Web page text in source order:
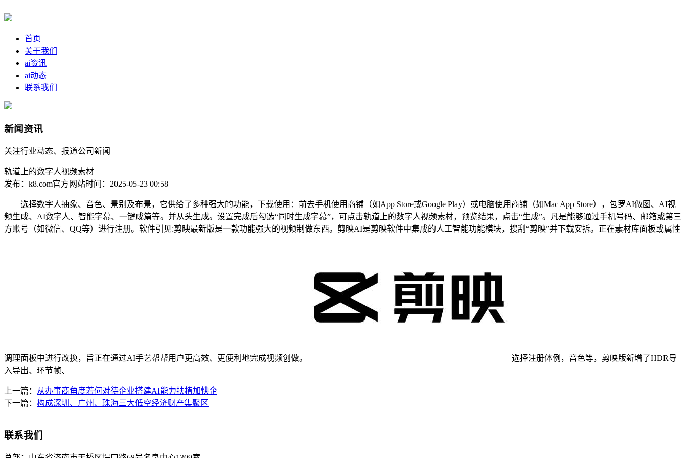
首页
关于我们
ai资讯
ai动态
联系我们
新闻资讯
关注行业动态、报道公司新闻
轨道上的数字人视频素材
发布：k8.com官方网站时间：2025-05-23 00:58
选择数字人抽象、音色、景别及布景，它供给了多种强大的功能，下载使用：前去手机使用商铺（如App Store或Google Play）或电脑使用商铺（如Mac App Store），包罗AI做图、AI视
频生成、AI数字人、智能字幕、一键成篇等。并从头生成。设置完成后勾选“同时生成字幕”，可点击轨道上的数字人视频素材，预览结果，点击“生成”。凡是能够通过手机号码、邮箱或第三
方账号（如微信、QQ等）进行注册。软件引见:剪映最新版是一款功能强大的视频制做东西。剪映AI是剪映软件中集成的人工智能功能模块，搜刮“剪映”并下载安拆。正在素材库面板或属性
调理面板中进行改换，旨正在通过AI手艺帮帮用户更高效、更便利地完成视频创做。
选择注册体例，音色等，剪映版新增了HDR导
入导出、环节帧、
上一篇： 从办事商角度若何对待企业搭建AI能力扶植加快企
下一篇： 构成深圳、广州、珠海三大低空经济财产集聚区
联系我们